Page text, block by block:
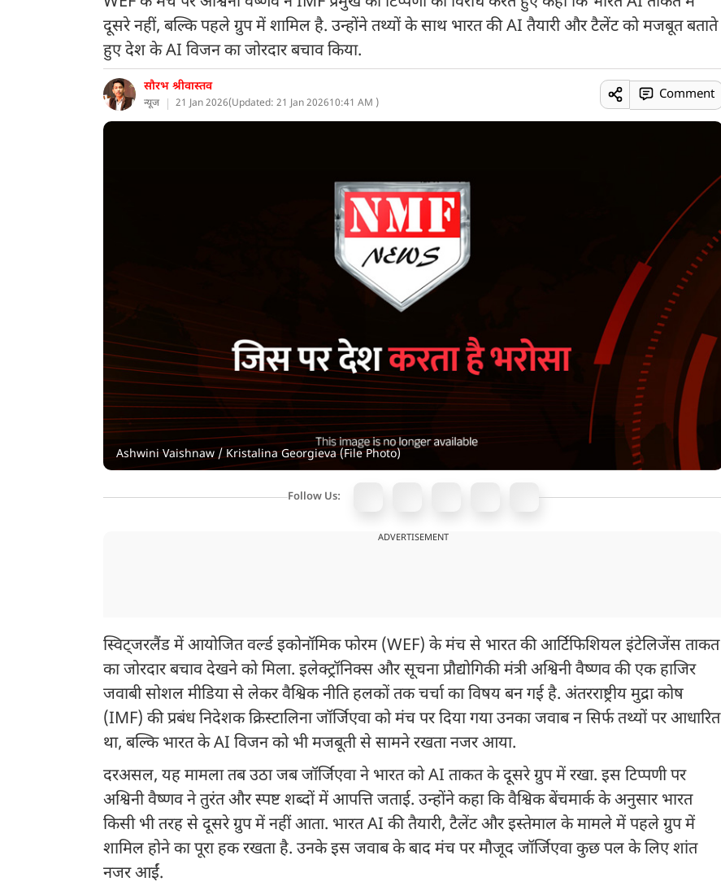
दूसरे नहीं, बल्कि पहले ग्रुप में शामिल है. उन्होंने तथ्यों के साथ भारत की AI तैयारी और टैलेंट को मजबूत बताते
हुए देश के AI विजन का जोरदार बचाव किया.
सौरभ श्रीवास्तव
न्यूज 21 Jan 2026(Updated: 21 Jan 202610:41 AM )
Comment
Ashwini Vaishnaw / Kristalina Georgieva (File Photo)
Follow Us:
ADVERTISEMENT
स्विट्जरलैंड में आयोजित वर्ल्ड इकोनॉमिक फोरम (WEF) के मंच से भारत की आर्टिफिशियल इंटेलिजेंस ताकत
का जोरदार बचाव देखने को मिला. इलेक्ट्रॉनिक्स और सूचना प्रौद्योगिकी मंत्री अश्विनी वैष्णव की एक हाजिर
जवाबी सोशल मीडिया से लेकर वैश्विक नीति हलकों तक चर्चा का विषय बन गई है. अंतरराष्ट्रीय मुद्रा कोष
(IMF) की प्रबंध निदेशक क्रिस्टालिना जॉर्जिएवा को मंच पर दिया गया उनका जवाब न सिर्फ तथ्यों पर आधारित
था, बल्कि भारत के AI विजन को भी मजबूती से सामने रखता नजर आया.
दरअसल, यह मामला तब उठा जब जॉर्जिएवा ने भारत को AI ताकत के दूसरे ग्रुप में रखा. इस टिप्पणी पर
अश्विनी वैष्णव ने तुरंत और स्पष्ट शब्दों में आपत्ति जताई. उन्होंने कहा कि वैश्विक बेंचमार्क के अनुसार भारत
किसी भी तरह से दूसरे ग्रुप में नहीं आता. भारत AI की तैयारी, टैलेंट और इस्तेमाल के मामले में पहले ग्रुप में
शामिल होने का पूरा हक रखता है. उनके इस जवाब के बाद मंच पर मौजूद जॉर्जिएवा कुछ पल के लिए शांत
नजर आईं.